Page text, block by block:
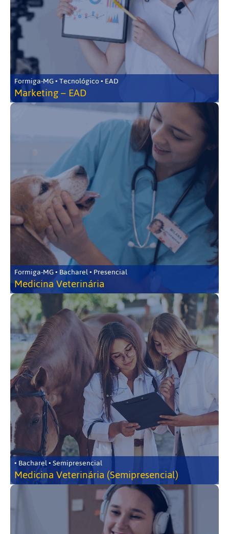
Formiga-MG • Tecnológico • EAD
Marketing – EAD
Formiga-MG • Bacharel • Presencial
Medicina Veterinária
• Bacharel • Semipresencial
Medicina Veterinária (Semipresencial)